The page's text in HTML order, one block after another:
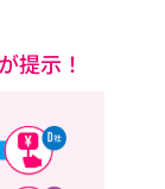
提示！